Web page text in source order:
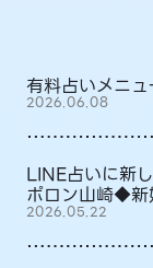
有料占いメニ
2026.06.08
LINE占いに新
ポロン山崎◆新
2026.05.22